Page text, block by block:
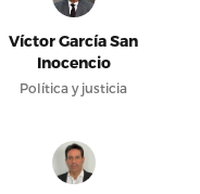
Víctor García San
Inocencio
Política y justicia